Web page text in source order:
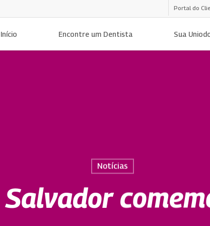
Portal do
Início Encontre um Dentista Sua
Notícias